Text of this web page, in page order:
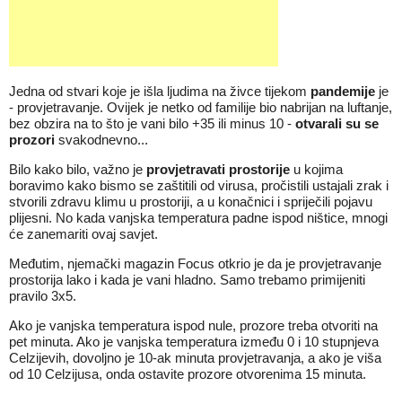
Jedna od stvari koje je išla ljudima na živce tijekom pandemije je
- provjetravanje. Ovijek je netko od familije bio nabrijan na luftanje,
bez obzira na to što je vani bilo +35 ili minus 10 - otvarali su se
prozori svakodnevno...
Bilo kako bilo, važno je provjetravati prostorije u kojima
boravimo kako bismo se zaštitili od virusa, pročistili ustajali zrak i
stvorili zdravu klimu u prostoriji, a u konačnici i spriječili pojavu
plijesni. No kada vanjska temperatura padne ispod ništice, mnogi
će zanemariti ovaj savjet.
Međutim, njemački magazin Focus otkrio je da je provjetravanje
prostorija lako i kada je vani hladno. Samo trebamo primijeniti
pravilo 3x5.
Ako je vanjska temperatura ispod nule, prozore treba otvoriti na
pet minuta. Ako je vanjska temperatura između 0 i 10 stupnjeva
Celzijevih, dovoljno je 10-ak minuta provjetravanja, a ako je viša
od 10 Celzijusa, onda ostavite prozore otvorenima 15 minuta.